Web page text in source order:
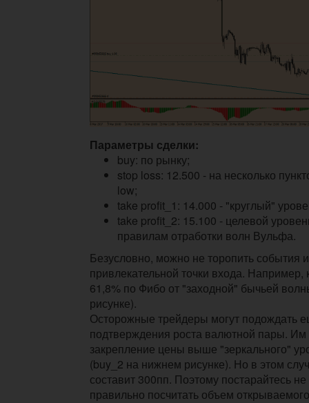
Параметры сделки:
buy: по рынку;
stop loss: 12.500 - на несколько
low;
take profit_1: 14.000 - "круглый"
take profit_2: 15.100 - целевой
правилам отработки волн Вульфа.
Безусловно, можно не торопить события
привлекательной точки входа. Например,
61,8% по Фибо от "заходной" бычьей
рисунке).
Осторожные трейдеры могут подождать
подтверждения роста валютной пары. Им
закрепление цены выше "зеркального"
(buy_2 на нижнем рисунке). Но в этом
составит 300пп. Поэтому постарайтесь
правильно посчитать объем